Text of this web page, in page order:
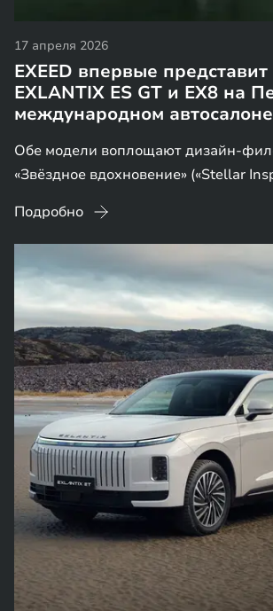
17 апреля 2026
EXEED впервые
EXLANTIX ES GT и EX8 на
международном автосалоне
Обе модели воплощают дизайн-
«Звёздное вдохновение» («Stellar
Подробно